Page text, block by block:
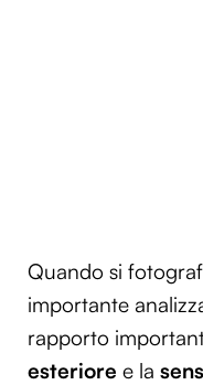
Quando si
importante
rapporto
esteriore e la